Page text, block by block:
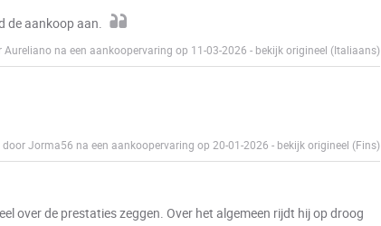
de aankoop aan.
na een aankoopervaring op 11-03-2026 - bekijk origineel (Italiaans)
Jorma56 na een aankoopervaring op 20-01-2026 - bekijk origineel (Fins)
over de prestaties zeggen. Over het algemeen rijdt hij op droog